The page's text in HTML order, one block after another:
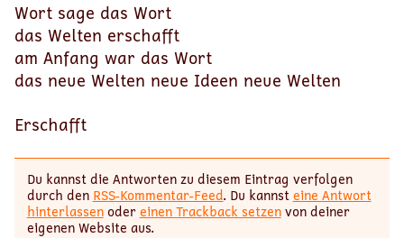
Wort sage das Wort
das Welten erschafft
am Anfang war das Wort
das neue Welten neue Ideen neue Welten
Erschafft
Du kannst die Antworten zu diesem Eintrag verfolgen
durch den RSS-Kommentar-Feed. Du kannsteine Antwort
hinterlassenodereinen Trackback setzenvon deiner
eigenen Website aus.